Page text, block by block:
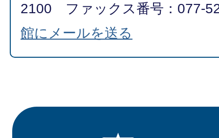
2100 ファックス番号：077-
館にメールを送る